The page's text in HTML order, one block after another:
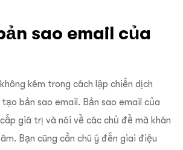
sao email của
kém trong cách lập chiến dịch
bản sao email. Bản sao email của
giá trị và nói về các chủ đề mà khán
Bạn cũng cần chú ý đến giai điệu